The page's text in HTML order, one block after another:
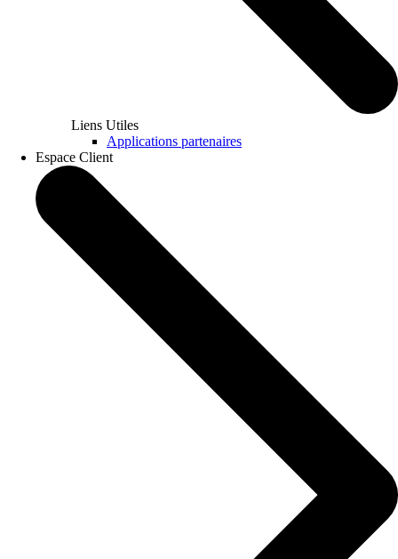
Liens Utiles
Applications partenaires
Espace Client